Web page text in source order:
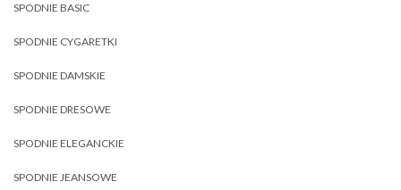
SPODNIE BASIC
SPODNIE CYGARETKI
SPODNIE DAMSKIE
SPODNIE DRESOWE
SPODNIE ELEGANCKIE
SPODNIE JEANSOWE